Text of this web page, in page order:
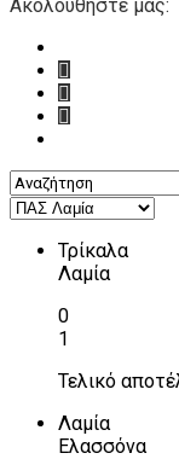
Ακολουθήστε μας:
Τρίκαλα
Λαμία
0
1
Τελικό
Λαμία
Ελασσόνα